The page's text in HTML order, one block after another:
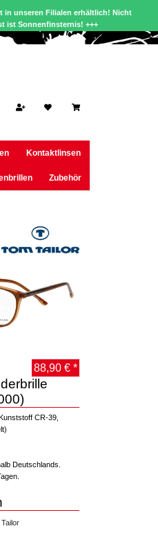
in unseren Filialen erhältlich! Nicht
ist Sonnenfinsternis! +++
Kontaktlinsen
Zubehör
88,90 € *
CR-39,
Deutschlands.